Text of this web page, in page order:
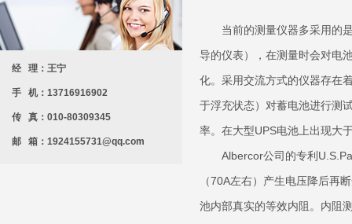
经 理：王宁
手 机：13716916902
传 真：010-80309345
邮 箱：1924155731@qq.com
当前的测量仪器多采用的
导的仪表），在测量时会对电
化。采用交流方式的仪器存在
于浮充状态）对蓄电池进行测
率。在大型UPS电池上
Albercor公司的专利
（70A左右）产生电压降后再
池内部真实的等效内阻。内阻